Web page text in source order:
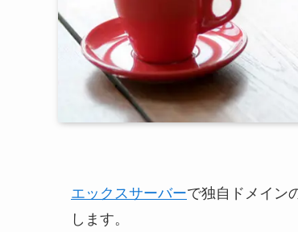
エックスサーバーで独自ドメイン
します。